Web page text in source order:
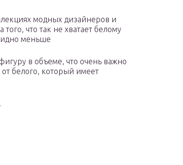
модных дизайнеров и
что так не хватает белому
меньше
в объеме, что очень важно
белого, который имеет